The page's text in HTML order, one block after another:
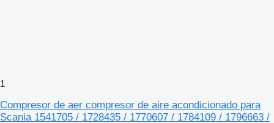
1
Compresor de aer compresor de aire acondicionado para
Scania 1541705 / 1728435 / 1770607 / 1784109 / 1796663 /